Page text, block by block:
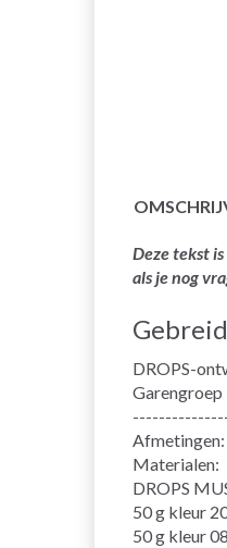
Deze tekst
als je nog
DROPS-
Garengroep
Afmetingen:
Materialen:
DROPS
50 g kleur
50 g kleur